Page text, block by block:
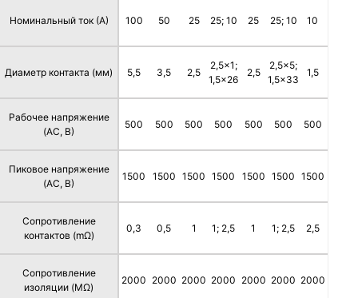
Номинальный ток (А)
Диаметр контакта (мм)
Рабочее напряжение
(AC, В)
Пиковое напряжение
(AC, В)
Сопротивление
контактов (mΩ)
Сопротивление
изоляции (MΩ)
100
5,5
500
1500
0,3
2000
50
3,5
500
1500
0,5
2000
25
2,5
500
1500
1
2000
25; 10
2,5x1;
1,5x26
500
1500
1; 2,5
2000
25
2,5
500
1500
1
2000
25; 10
2,5x5;
1,5x33
500
1500
1; 2,5
2000
10
1,5
500
1500
2,5
2000